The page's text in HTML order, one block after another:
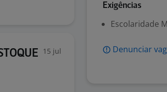
15 jul
Exigências
Escolaridade
Denunciar